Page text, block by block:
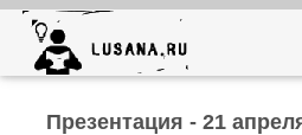
Презентация - 21